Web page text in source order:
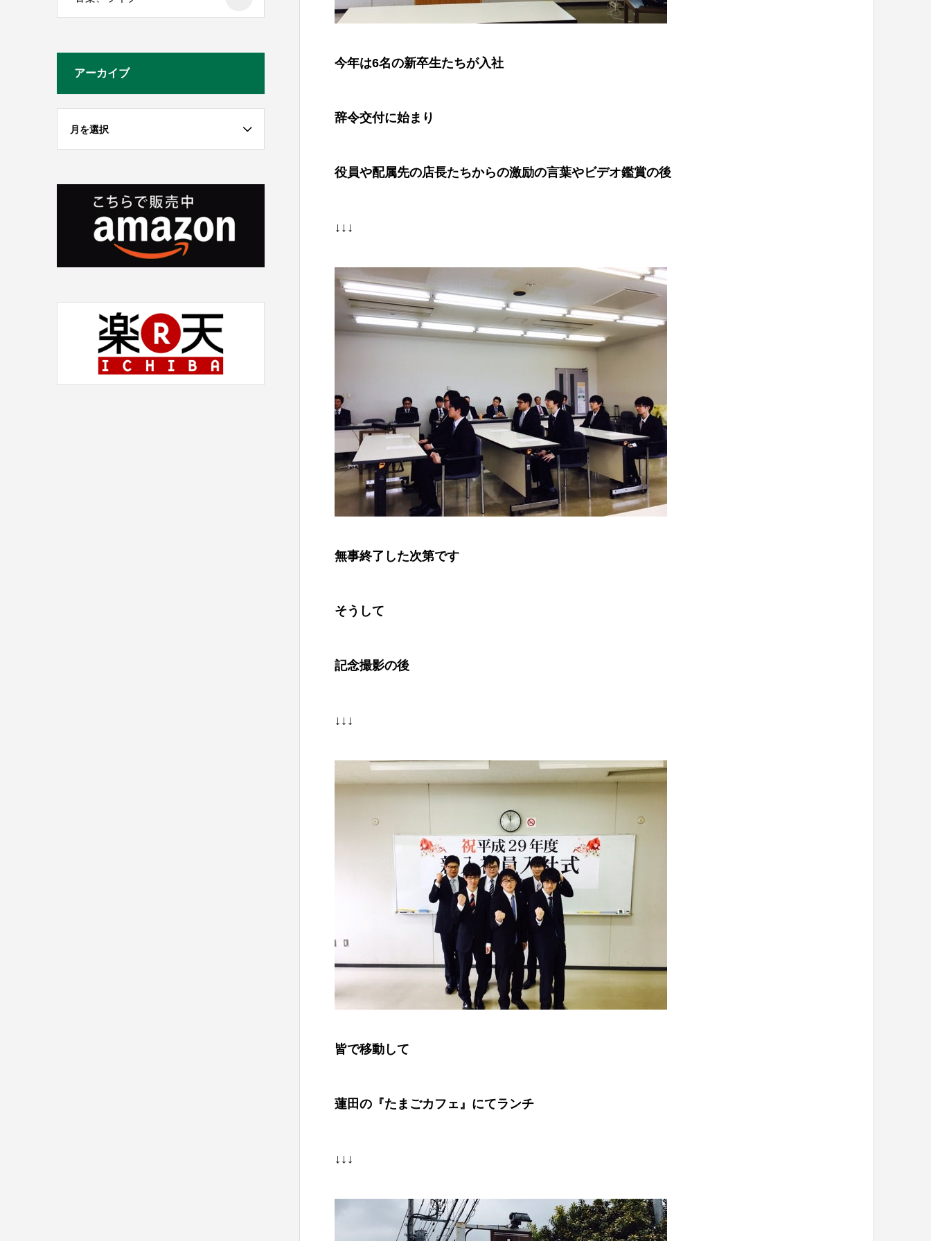
今年は6名の新卒生たちが入社
辞令交付に始まり
役員や配属先の店長たちからの激励の言葉やビデオ鑑賞の後
↓↓↓
無事終了した次第です
そうして
記念撮影の後
↓↓↓
皆で移動して
蓮田の『たまごカフェ』にてランチ
↓↓↓
アーカイブ
月を選択